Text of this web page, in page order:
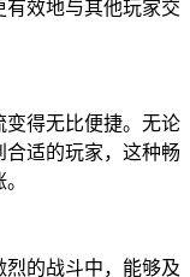
有效地与其他玩家交
变得无比便捷。无论
合适的玩家，这种畅
的战斗中，能够及